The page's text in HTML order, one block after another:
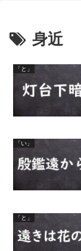
身近
「と」
「い」
「と」